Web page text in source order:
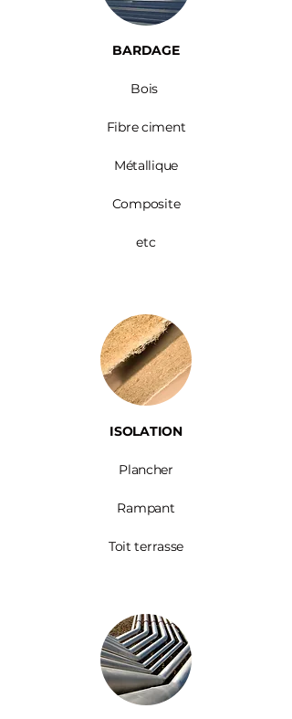
BARDAGE​
Bois ​
Fibre ciment
Métallique
Composite
etc
ISOLATION
Plancher
Rampant
Toit terrasse